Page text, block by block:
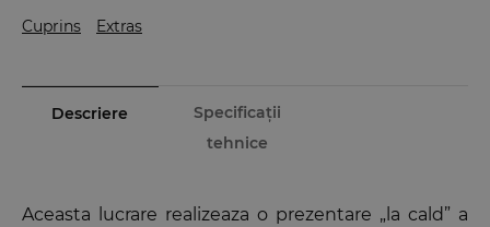
Cuprins Extras
Descriere
Specificații
tehnice
Aceasta lucrare realizeaza o prezentare „la cald” a